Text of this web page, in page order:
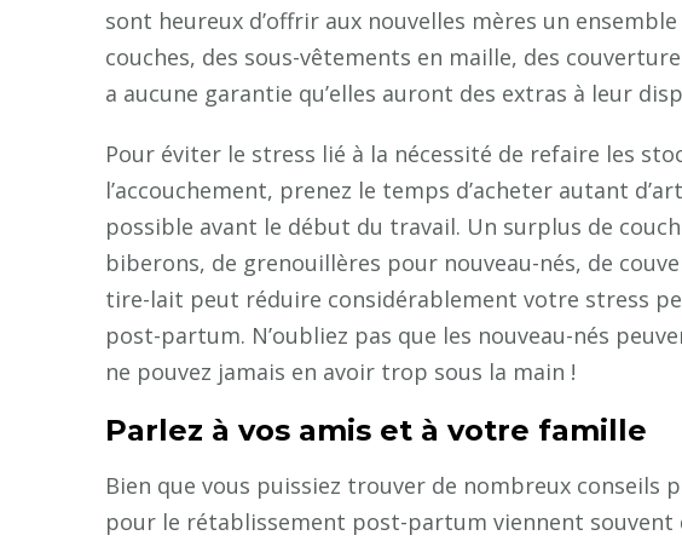
sont heureux d’offrir aux nouvelles mères un
couches, des sous-vêtements en maille, des
a aucune garantie qu’elles auront des extras à leur
Pour éviter le stress lié à la nécessité de refaire les
l’accouchement, prenez le temps d’acheter autant
possible avant le début du travail. Un surplus de
biberons, de grenouillères pour nouveau-nés, de
tire-lait peut réduire considérablement votre stress
post-partum. N’oubliez pas que les nouveau-nés
ne pouvez jamais en avoir trop sous la main !
Parlez à vos amis et à votre famille
Bien que vous puissiez trouver de nombreux conseils
pour le rétablissement post-partum viennent souvent